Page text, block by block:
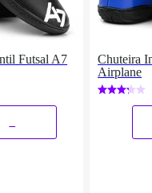
Futsal A7
Chuteira
Airplane